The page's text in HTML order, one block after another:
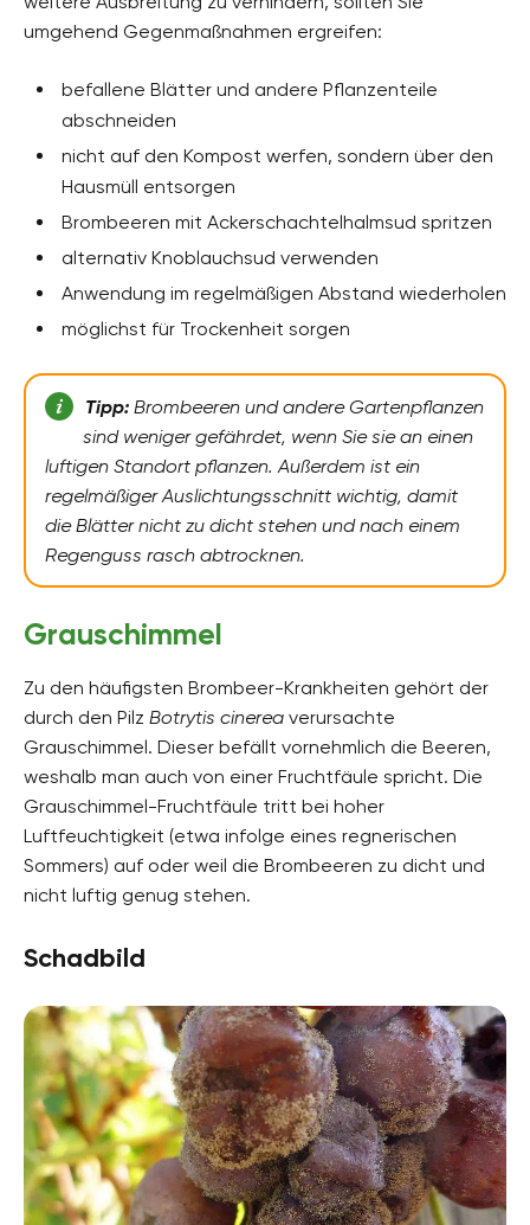
umgehend Gegenmaßnahmen ergreifen:
befallene Blätter und andere Pflanzenteile
abschneiden
nicht auf den Kompost werfen, sondern über den
Hausmüll entsorgen
Brombeeren mit Ackerschachtelhalmsud spritzen
alternativ Knoblauchsud verwenden
Anwendung im regelmäßigen Abstand wiederholen
möglichst für Trockenheit sorgen
Tipp:Brombeeren und andere Gartenpflanzen
sind weniger gefährdet, wenn Sie sie an einen
luftigen Standort pflanzen. Außerdem ist ein
regelmäßiger Auslichtungsschnitt wichtig, damit
die Blätter nicht zu dicht stehen und nach einem
Regenguss rasch abtrocknen.
Grauschimmel
Zu den häufigsten Brombeer-Krankheiten gehört der
durch den Pilz Botrytis cinerea verursachte
Grauschimmel. Dieser befällt vornehmlich die Beeren,
weshalb man auch von einer Fruchtfäule spricht. Die
Grauschimmel-Fruchtfäule tritt bei hoher
Luftfeuchtigkeit (etwa infolge eines regnerischen
Sommers) auf oder weil die Brombeeren zu dicht und
nicht luftig genug stehen.
Schadbild